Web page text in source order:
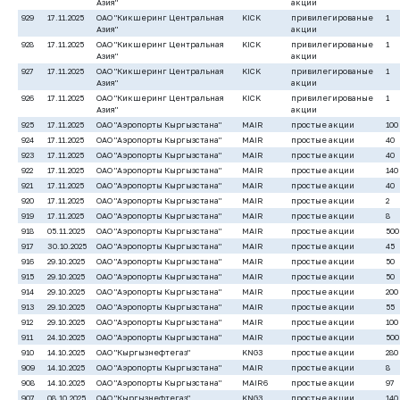
929 17.11.2025
ОАО "Кикшеринг Центральная
Азия"
KICK
привилегированые
акции
1
928 17.11.2025
ОАО "Кикшеринг Центральная
Азия"
KICK
привилегированые
акции
1
927 17.11.2025
ОАО "Кикшеринг Центральная
Азия"
KICK
привилегированые
акции
1
926 17.11.2025
ОАО "Кикшеринг Центральная
Азия"
KICK
привилегированые
акции
1
925 17.11.2025 ОАО "Аэропорты Кыргызстана" MAIR простые акции
100
924
17.11.2025 ОАО "Аэропорты Кыргызстана" MAIR простые акции
40
923
17.11.2025 ОАО "Аэропорты Кыргызстана" MAIR простые акции
40
922
17.11.2025 ОАО "Аэропорты Кыргызстана" MAIR простые акции
140
921
17.11.2025 ОАО "Аэропорты Кыргызстана" MAIR простые акции
40
920
17.11.2025 ОАО "Аэропорты Кыргызстана" MAIR простые акции
2
919
17.11.2025 ОАО "Аэропорты Кыргызстана" MAIR простые акции
8
918
05.11.2025 ОАО "Аэропорты Кыргызстана" MAIR простые акции
500
917
30.10.2025 ОАО "Аэропорты Кыргызстана" MAIR простые акции
45
916
29.10.2025 ОАО "Аэропорты Кыргызстана" MAIR простые акции
50
915
29.10.2025 ОАО "Аэропорты Кыргызстана" MAIR простые акции
50
914
29.10.2025 ОАО "Аэропорты Кыргызстана" MAIR простые акции
200
913
29.10.2025 ОАО "Аэропорты Кыргызстана" MAIR простые акции
55
912
29.10.2025 ОАО "Аэропорты Кыргызстана" MAIR простые акции
100
911
24.10.2025 ОАО "Аэропорты Кыргызстана" MAIR простые акции
500
910
14.10.2025 ОАО "Кыргызнефтегаз" KNG3 простые акции
280
909
14.10.2025 ОАО "Аэропорты Кыргызстана" MAIR простые акции
8
908
14.10.2025 ОАО "Аэропорты Кыргызстана" MAIR6 простые акции
97
907
08.10.2025 ОАО "Кыргызнефтегаз" KNG3 простые акции
140